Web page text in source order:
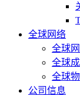
全球网络
全球
全球
全球
公司信息